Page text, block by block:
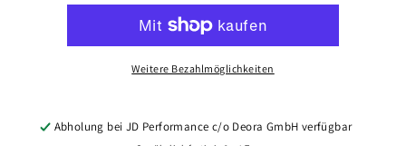
CVR1
20x8
ET20-
40
Finish
20x8
ET20-
40
Finish
Weitere Bezahlmöglichkeiten
Abholung bei JD Performance c/o Deora GmbH verfügbar